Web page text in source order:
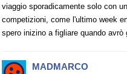
viaggio sporadicamente solo con
competizioni, come l'ultimo week
spero inizino a figliare quando avrò
MADMARCO